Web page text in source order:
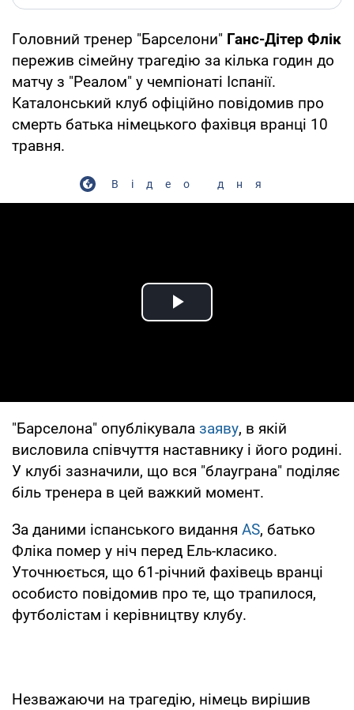
Головний тренер "Барселони" Ганс-Дітер Флік
пережив сімейну трагедію за кілька годин до
матчу з "Реалом" у чемпіонаті Іспанії.
Каталонський клуб офіційно повідомив про
смерть батька німецького фахівця вранці 10
травня.
Відео дня
Play Video
"Барселона" опублікувала заяву, в якій
висловила співчуття наставнику і його родині.
У клубі зазначили, що вся "блауграна" поділяє
біль тренера в цей важкий момент.
За даними іспанського видання AS, батько
Фліка помер у ніч перед Ель-класико.
Уточнюється, що 61-річний фахівець вранці
особисто повідомив про те, що трапилося,
футболістам і керівництву клубу.
Незважаючи на трагедію, німець вирішив